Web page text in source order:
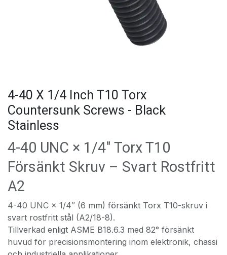
4-40 X 1/4 Inch T10 Torx
Countersunk Screws - Black
Stainless
4-40 UNC × 1/4″ Torx T10
Försänkt Skruv – Svart Rostfritt
A2
4-40 UNC × 1/4″ (6 mm) försänkt Torx T10-skruv i
svart rostfritt stål (A2/18-8).
Tillverkad enligt ASME B18.6.3 med 82° försänkt
huvud för precisionsmontering inom elektronik, chassi